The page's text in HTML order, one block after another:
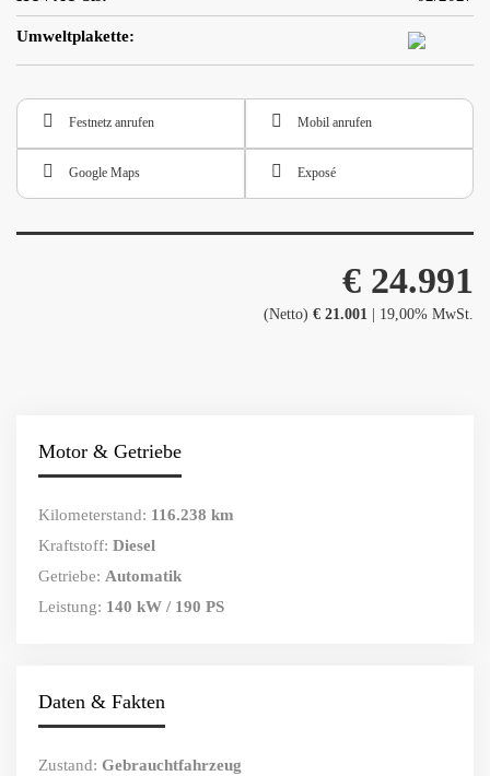
Umweltplakette:
Festnetz anrufen Mobil anrufen
Google Maps Exposé
€ 24.991
(Netto) € 21.001 | 19,00% MwSt.
Motor & Getriebe
Kilometerstand: 116.238 km
Kraftstoff: Diesel
Getriebe: Automatik
Leistung: 140 kW / 190 PS
Daten & Fakten
Zustand: Gebrauchtfahrzeug